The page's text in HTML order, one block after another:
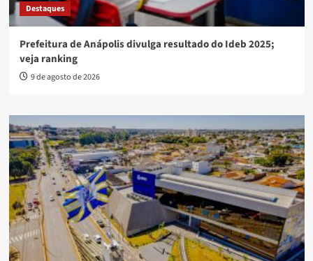
Destaques
Prefeitura de Anápolis divulga resultado do Ideb 2025;
veja ranking
9 de agosto de 2026